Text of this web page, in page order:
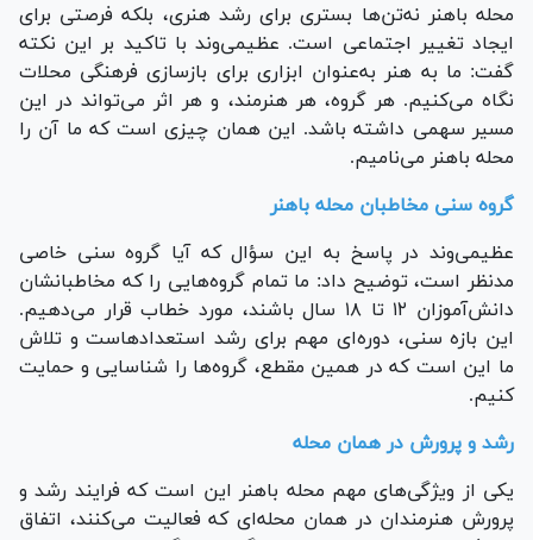
محله باهنر نه‌تن‌ها بستری برای رشد هنری، بلکه فرصتی برای
ایجاد تغییر اجتماعی است. عظیمی‌وند با تاکید بر این نکته
گفت: ما به هنر به‌عنوان ابزاری برای بازسازی فرهنگی محلات
نگاه می‌کنیم. هر گروه، هر هنرمند، و هر اثر می‌تواند در این
مسیر سهمی داشته باشد. این همان چیزی است که ما آن را
محله باهنر می‌نامیم.
گروه سنی مخاطبان محله باهنر
عظیمی‌وند در پاسخ به این سؤال که آیا گروه سنی خاصی
مدنظر است، توضیح داد: ما تمام گروه‌هایی را که مخاطبانشان
دانش‌آموزان ۱۲ تا ۱۸ سال باشند، مورد خطاب قرار می‌دهیم.
این بازه سنی، دوره‌ای مهم برای رشد استعدادهاست و تلاش
ما این است که در همین مقطع، گروه‌ها را شناسایی و حمایت
کنیم.
رشد و پرورش در همان محله
یکی از ویژگی‌های مهم محله باهنر این است که فرایند رشد و
پرورش هنرمندان در همان محله‌ای که فعالیت می‌کنند، اتفاق